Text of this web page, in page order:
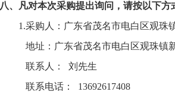
八、凡对本次采购提出询问，请按以下方
1.采购人： 广东省茂名市电白区观珠
地址： 广东省茂名市电白区观珠镇
联系人：
刘先生
联系电话：
13692617408